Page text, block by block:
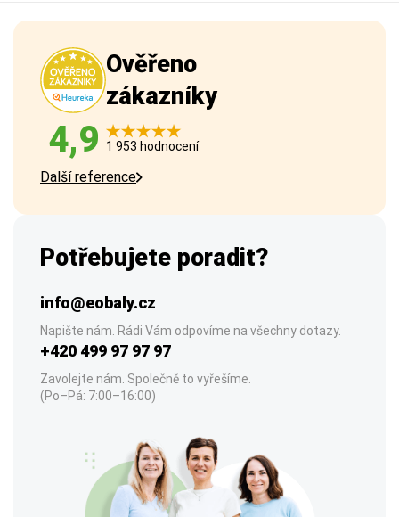
Ověřeno
zákazníky
4,9 1 953 hodnocení
Další reference
Potřebujete poradit?
info@eobaly.cz
Napište nám. Rádi Vám odpovíme na všechny dotazy.
+420 499 97 97 97
Zavolejte nám. Společně to vyřešíme.
(Po–Pá: 7:00–16:00)